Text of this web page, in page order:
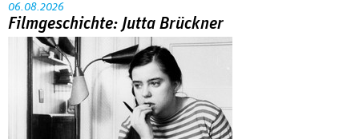
06.08.2026
Filmgeschichte: Jutta Brückner